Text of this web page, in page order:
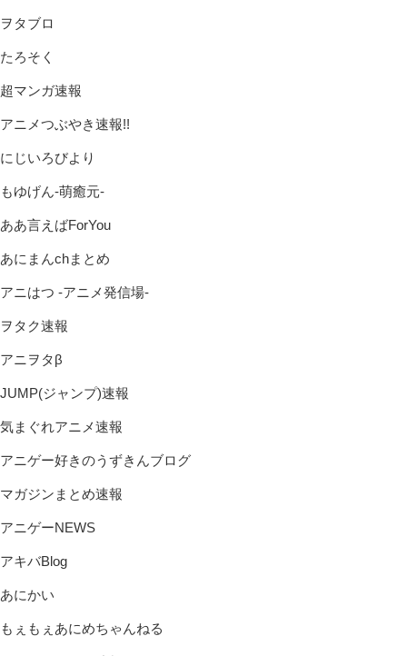
ヲタブロ
たろそく
超マンガ速報
アニメつぶやき速報!!
にじいろびより
もゆげん-萌癒元-
ああ言えばForYou
あにまんchまとめ
アニはつ -アニメ発信場-
ヲタク速報
アニヲタβ
JUMP(ジャンプ)速報
気まぐれアニメ速報
アニゲー好きのうずきんブログ
マガジンまとめ速報
アニゲーNEWS
アキバBlog
あにかい
もぇもぇあにめちゃんねる